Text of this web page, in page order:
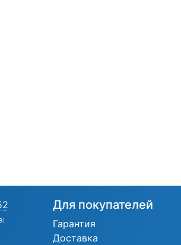
Для покупателей
Гарантия
Доставка